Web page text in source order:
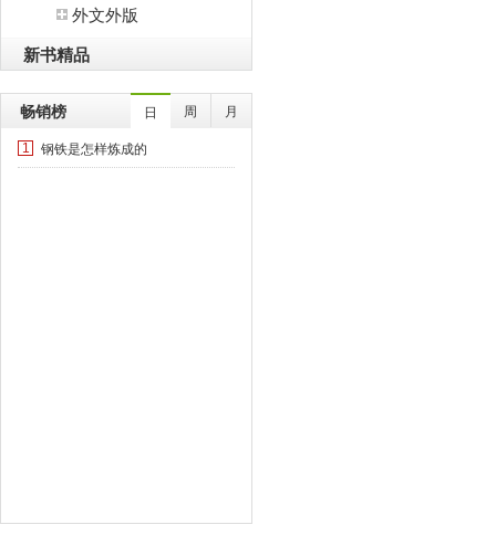
外文外版
新书精品
畅销榜 日 周 月
1 钢铁是怎样炼成的